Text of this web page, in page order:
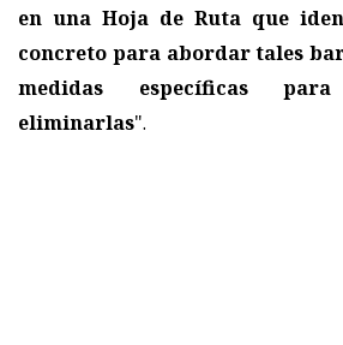
en una Hoja de Ruta que
concreto para abordar tales
medidas específicas
eliminarlas".